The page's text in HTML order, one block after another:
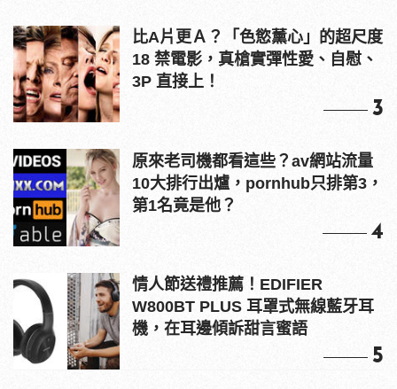
比A片更Ａ？「色慾薰心」的超尺度
18 禁電影，真槍實彈性愛、自慰、
3P 直接上！
3
原來老司機都看這些？av網站流量
10大排行出爐，pornhub只排第3，
第1名竟是他？
4
情人節送禮推薦！EDIFIER
W800BT PLUS 耳罩式無線藍牙耳
機，在耳邊傾訴甜言蜜語
5